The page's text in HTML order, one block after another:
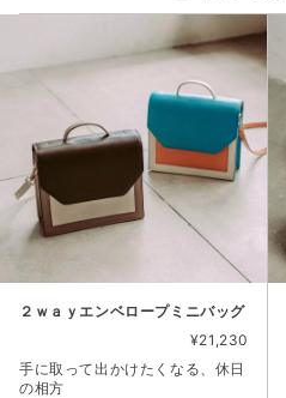
２ｗａｙエンベロープミニバッグ
¥21,230
手に取って出かけたくなる、休日
の相方